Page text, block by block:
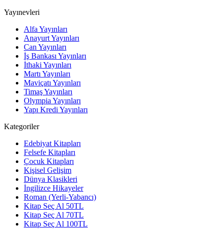
Yayınevleri
Alfa Yayınları
Anayurt Yayınları
Can Yayınları
İş Bankası Yayınları
İthaki Yayınları
Martı Yayınları
Maviçatı Yayınları
Timaş Yayınları
Olympia Yayınları
Yapı Kredi Yayınları
Kategoriler
Edebiyat Kitapları
Felsefe Kitapları
Çocuk Kitapları
Kişisel Gelişim
Dünya Klasikleri
İngilizce Hikayeler
Roman (Yerli-Yabancı)
Kitap Seç Al 50TL
Kitap Seç Al 70TL
Kitap Seç Al 100TL